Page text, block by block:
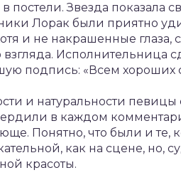
постели. Звезда показала
Лорак были приятно
и не накрашенные глаза,
взгляда. Исполнительница
подпись: «Всем хороших
и натуральности
в каждом
Понятно, что были и те,
как на сцене, но,
красоты.